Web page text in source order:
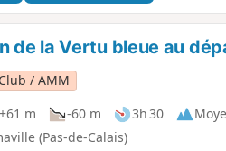
de la Vertu bleue au
/ AMM
+61 m -60 m 3h 30
(Pas-de-Calais)